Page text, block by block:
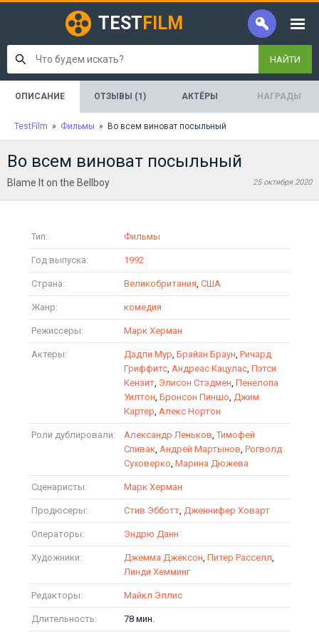
TEST FILM
НАЙТИ
ОПИСАНИЕ ОТЗЫВЫ (1) АКТЁРЫ НАГРАДЫ
TestFilm » Фильмы » Во всем виноват посыльный
Во всем виноват посыльный
Blame It on the Bellboy 25 октября 2020
Тип: Фильмы
Год выпуска: 1992
Страна: Великобритания, США
Жанр: комедия
Режиссеры: Марк Херман
Актеры: Дадли Мур, Брайан Браун, Ричард
Гриффитс, Андреас Кацулас, Пэтси
Кензит, Элисон Стэдмен, Пенелопа
Уилтон, Бронсон Пиншо, Джим
Картер, Алекс Нортон
Роли дублировали: Александр Леньков,Тимофей
Спивак, Андрей Мартынов, Рогволд
Суховерко, Марина Дюжева
Сценаристы: Марк Херман
Продюсеры: Стив Эбботт, Дженнифер Ховарт
Операторы: Эндрю Данн
Художники: Джемма Джексон, Питер Расселл,
Линди Хемминг
Редакторы: Майкл Эллис
Длительность: 78 мин.